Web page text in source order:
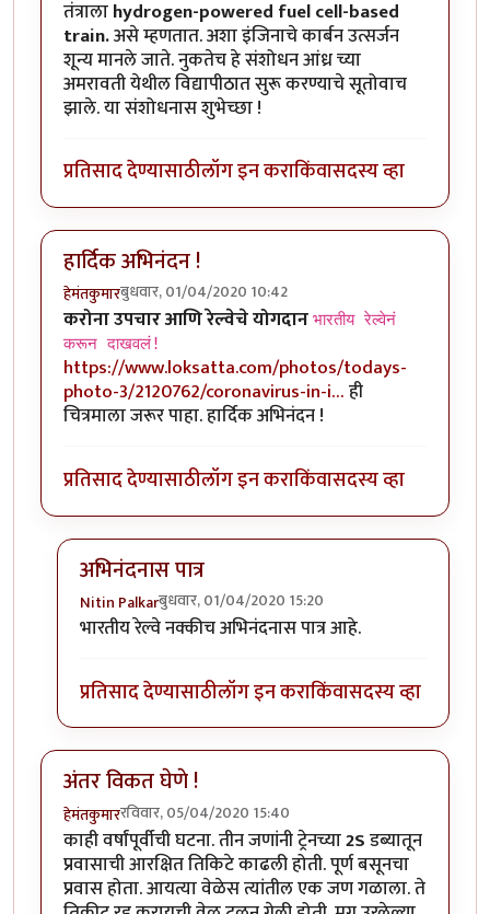
तंत्रालाhydrogen-powered fuel cell-based
train.असे म्हणतात. अशा इंजिनाचे कार्बन उत्सर्जन
शून्य मानले जाते. नुकतेच हे संशोधन आंध्र च्या
अमरावती येथील विद्यापीठात सुरू करण्याचे सूतोवाच
झाले. या संशोधनास शुभेच्छा !
प्रतिसाद देण्यासाठीलॉग इन कराकिंवासदस्य व्हा
हार्दिक अभिनंदन !
हेमंतकुमारबुधवार, 01/04/2020 10:42
करोना उपचार आणि रेल्वेचे योगदान भारतीय रेल्वेनं
करून दाखवलं!
https://www.loksatta.com/photos/todays-
photo-3/2120762/coronavirus-in-i…ही
चित्रमाला जरूर पाहा. हार्दिक अभिनंदन !
प्रतिसाद देण्यासाठीलॉग इन कराकिंवासदस्य व्हा
अभिनंदनास पात्र
Nitin Palkarबुधवार, 01/04/2020 15:20
In reply toहार्दिक अभिनंदन !byहेमंतकुमार
भारतीय रेल्वे नक्कीच अभिनंदनास पात्र आहे.
प्रतिसाद देण्यासाठीलॉग इन कराकिंवासदस्य व्हा
अंतर विकत घेणे !
हेमंतकुमाररविवार, 05/04/2020 15:40
काही वर्षांपूर्वीची घटना. तीन जणांनी ट्रेनच्या2Sडब्यातून
प्रवासाची आरक्षित तिकिटे काढली होती. पूर्ण बसूनचा
प्रवास होता. आयत्या वेळेस त्यांतील एक जण गळाला. ते